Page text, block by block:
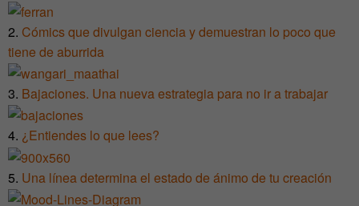
2. Cómics que divulgan ciencia y demuestran lo poco que
tiene de aburrida
3. Bajaciones. Una nueva estrategia para no ir a trabajar
4. ¿Entiendes lo que lees?
5. Una línea determina el estado de ánimo de tu creación